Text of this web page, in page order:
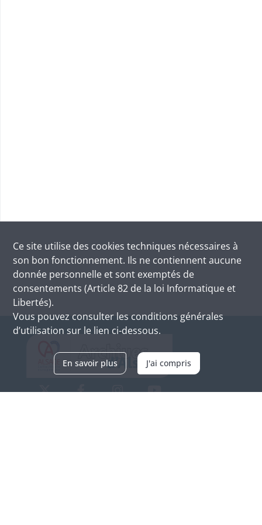
Ce site utilise des cookies techniques nécessaires à
son bon fonctionnement. Ils ne contiennent aucune
donnée personnelle et sont exemptés de
consentements (Article 82 de la loi Informatique et
Libertés).
Vous pouvez consulter les conditions générales
d’utilisation sur le lien ci-dessous.
En savoir plus J'ai compris